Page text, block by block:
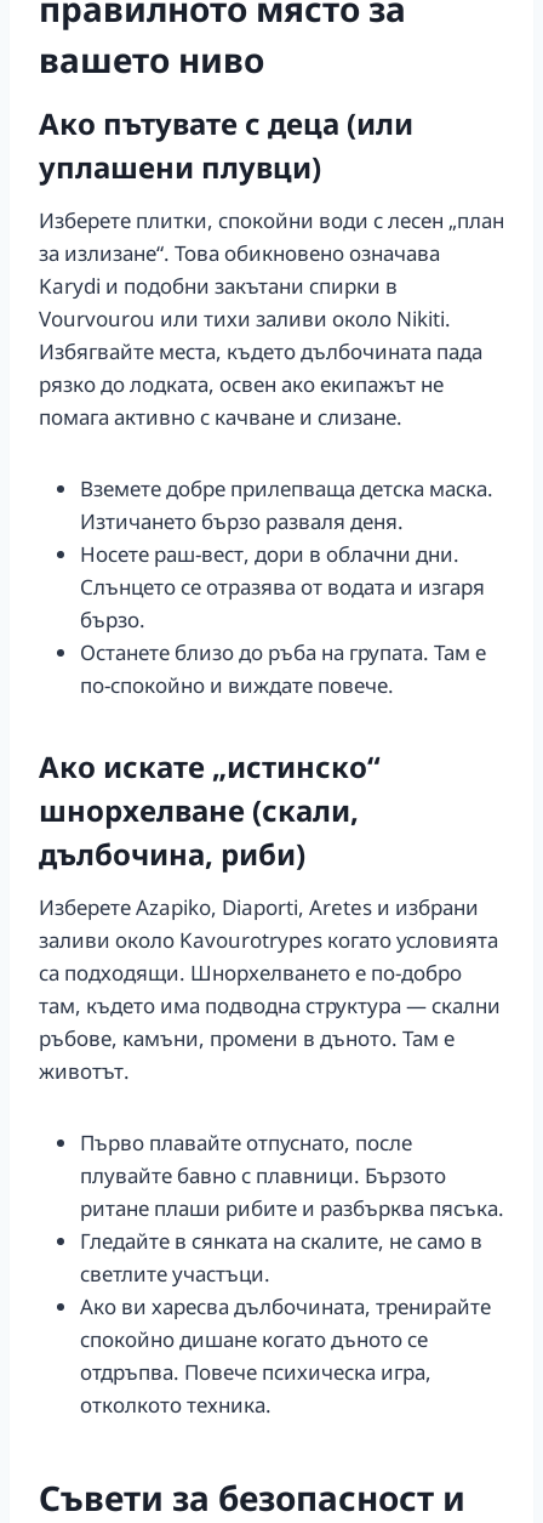
вашето ниво
Ако пътувате с деца (или
уплашени плувци)
Изберете плитки, спокойни води с лесен „план
за излизане“. Това обикновено означава
Karydi и подобни закътани спирки в
Vourvourou или тихи заливи около Nikiti.
Избягвайте места, където дълбочината пада
рязко до лодката, освен ако екипажът не
помага активно с качване и слизане.
Вземете добре прилепваща детска маска.
Изтичането бързо разваля деня.
Носете раш-вест, дори в облачни дни.
Слънцето се отразява от водата и изгаря
бързо.
Останете близо до ръба на групата. Там е
по-спокойно и виждате повече.
Ако искате „истинско“
шнорхелване (скали,
дълбочина, риби)
Изберете Azapiko, Diaporti, Aretes и избрани
заливи около Kavourotrypes когато условията
са подходящи. Шнорхелването е по-добро
там, където има подводна структура — скални
ръбове, камъни, промени в дъното. Там е
животът.
Първо плавайте отпуснато, после
плувайте бавно с плавници. Бързото
ритане плаши рибите и разбърква пясъка.
Гледайте в сянката на скалите, не само в
светлите участъци.
Ако ви харесва дълбочината, тренирайте
спокойно дишане когато дъното се
отдръпва. Повече психическа игра,
отколкото техника.
Съвети за безопасност и